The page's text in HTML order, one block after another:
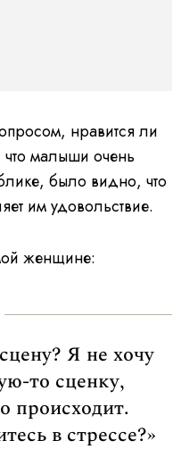
нравится ли
малыши очень
было видно, что
им удовольствие.
женщине:
Я не хочу
то сценку,
происходит.
в стрессе?»